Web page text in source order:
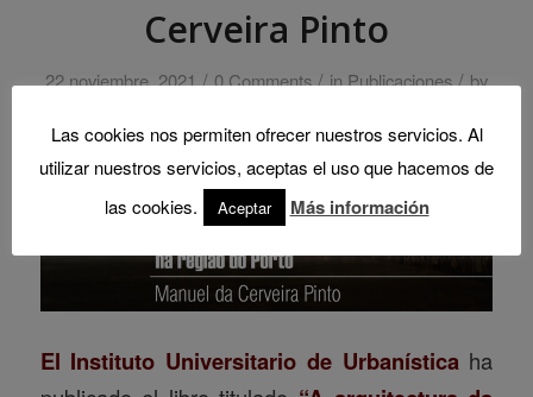
Cerveira Pinto
22 noviembre, 2021 / 0 Comments / inPublicaciones / by
El Instituto Universitario de Urbanística ha
Las cookies nos permiten ofrecer nuestros servicios. Al
utilizar nuestros servicios, aceptas el uso que hacemos de
las cookies.
Aceptar Más información